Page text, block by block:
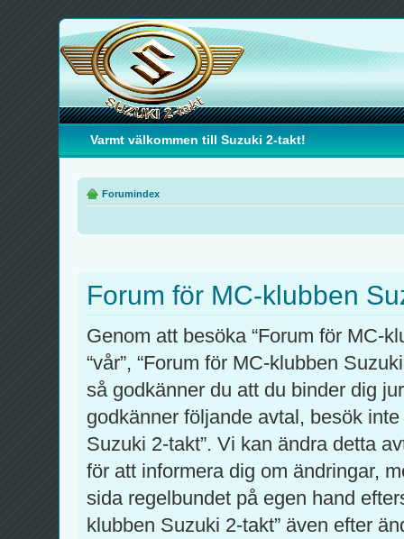
Varmt välkommen till Suzuki 2-takt!
Forumindex
Forum för MC-klubben
Genom att besöka “Forum för MC-
“vår”, “Forum för MC-klubben
så godkänner du att du binder dig
godkänner följande avtal, besök
Suzuki 2-takt”. Vi kan ändra detta
för att informera dig om ändringar,
sida regelbundet på egen hand
klubben Suzuki 2-takt” även efter